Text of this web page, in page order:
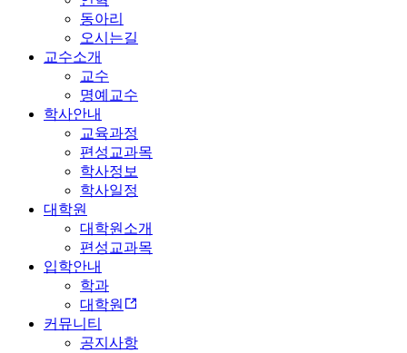
동아리
오시는길
교수소개
교수
명예교수
학사안내
교육과정
편성교과목
학사정보
학사일정
대학원
대학원소개
편성교과목
입학안내
학과
대학원
커뮤니티
공지사항